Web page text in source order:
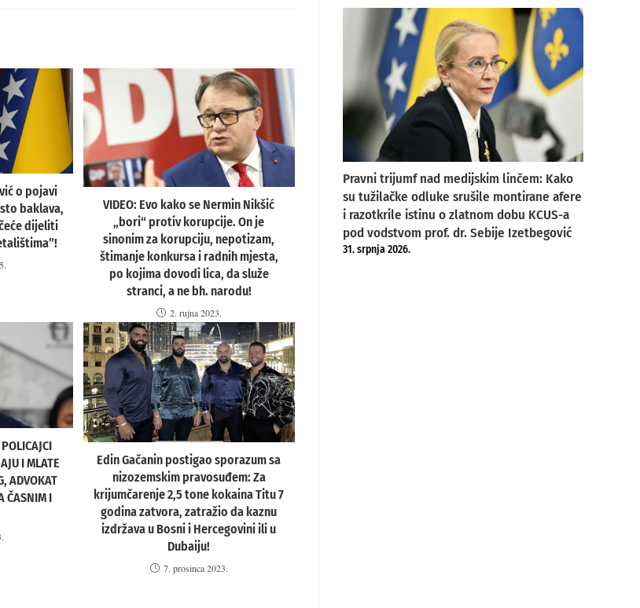
o pojavi
baklava,
dijeliti
VIDEO: Evo kako se Nermin Nikšić
„bori“ protiv korupcije. On je
sinonim za korupciju, nepotizam,
štimanje konkursa i radnih mjesta,
po kojima dovodi lica, da služe
stranci, a ne bh. narodu!
2. rujna 2023.
I MLATE
ADVOKAT
ČASNIM I
Edin Gačanin postigao sporazum sa
nizozemskim pravosuđem: Za
krijumčarenje 2,5 tone kokaina Titu 7
godina zatvora, zatražio da kaznu
izdržava u Bosni i Hercegovini ili u
Dubaiju!
7. prosinca 2023.
Pravni trijumf nad medijskim linčem: Kako
su tužilačke odluke srušile montirane afere
i razotkrile istinu o zlatnom dobu KCUS-a
pod vodstvom prof. dr. Sebije Izetbegović
31. srpnja 2026.